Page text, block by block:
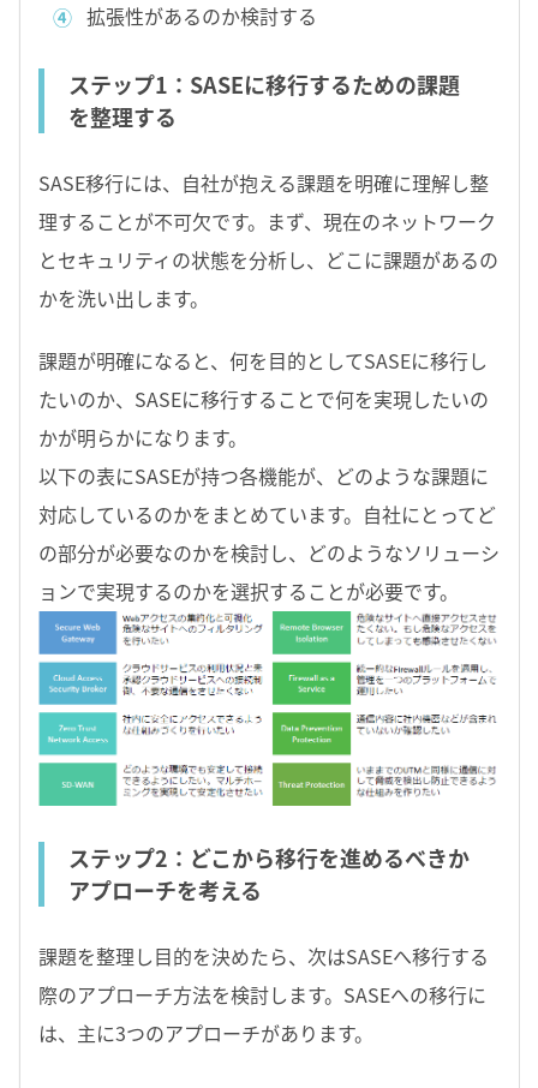
拡張性があるのか検討する
ステップ1：SASEに移行するための課題
を整理する
SASE移行には、自社が抱える課題を明確に理解し整
理することが不可欠です。まず、現在のネットワーク
とセキュリティの状態を分析し、どこに課題があるの
かを洗い出します。
課題が明確になると、何を目的としてSASEに移行し
たいのか、SASEに移行することで何を実現したいの
かが明らかになります。
以下の表にSASEが持つ各機能が、どのような課題に
対応しているのかをまとめています。自社にとってど
の部分が必要なのかを検討し、どのようなソリューシ
ョンで実現するのかを選択することが必要です。
ステップ2：どこから移行を進めるべきか
アプローチを考える
課題を整理し目的を決めたら、次はSASEへ移行する
際のアプローチ方法を検討します。SASEへの移行に
は、主に3つのアプローチがあります。